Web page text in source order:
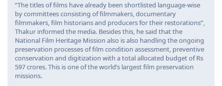
“The titles of films have already been shortlisted language-wise
by committees consisting of filmmakers, documentary
filmmakers, film historians and producers for their restorations”,
Thakur informed the media. Besides this, he said that the
National Film Heritage Mission also is also handling the ongoing
preservation processes of film condition assessment, preventive
conservation and digitization with a total allocated budget of Rs
597 crores. This is one of the world’s largest film preservation
missions.